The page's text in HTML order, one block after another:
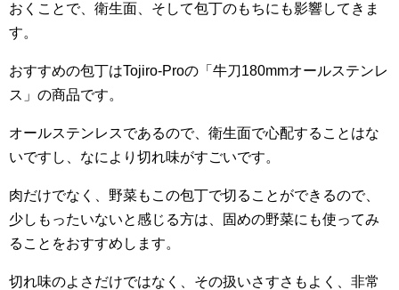
おくことで、衛生面、そして包丁のもちにも影響してきま
す。
おすすめの包丁はTojiro-Proの「牛刀180mmオールステンレ
ス」の商品です。
オールステンレスであるので、衛生面で心配することはな
いですし、なにより切れ味がすごいです。
肉だけでなく、野菜もこの包丁で切ることができるので、
少しもったいないと感じる方は、固めの野菜にも使ってみ
ることをおすすめします。
切れ味のよさだけではなく、その扱いさすさもよく、非常